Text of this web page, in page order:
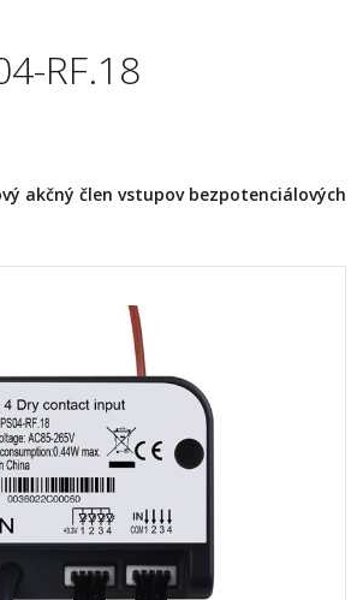
RF.18
akčný člen vstupov bezpotenciálových